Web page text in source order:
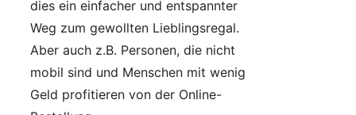
dies ein einfacher und entspannter
Weg zum gewollten Lieblingsregal.
Aber auch z.B. Personen, die nicht
mobil sind und Menschen mit wenig
Geld profitieren von der Online-